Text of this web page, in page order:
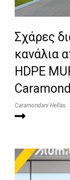
Σχάρες
κανάλια
HDPE
Caramondani Hellas